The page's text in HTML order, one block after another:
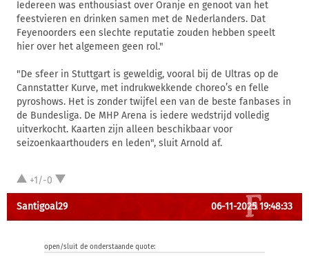
Iedereen was enthousiast over Oranje en genoot van het
feestvieren en drinken samen met de Nederlanders. Dat
Feyenoorders een slechte reputatie zouden hebben speelt
hier over het algemeen geen rol."
"De sfeer in Stuttgart is geweldig, vooral bij de Ultras op de
Cannstatter Kurve, met indrukwekkende choreo’s en felle
pyroshows. Het is zonder twijfel een van de beste fanbases in
de Bundesliga. De MHP Arena is iedere wedstrijd volledig
uitverkocht. Kaarten zijn alleen beschikbaar voor
seizoenkaarthouders en leden", sluit Arnold af.
+1/-0
Santigoal29 06-11-2025 19:48:33
open/sluit de onderstaande quote: